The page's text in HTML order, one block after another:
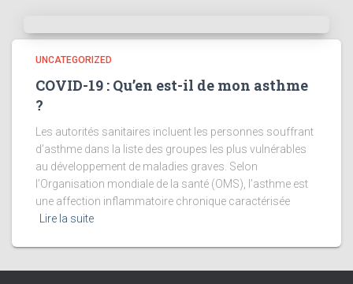
UNCATEGORIZED
COVID-19 : Qu’en est-il de mon asthme
?
Les autorités sanitaires incluent les personnes souffrant
d’asthme dans la liste des groupes les plus vulnérables
au développement de maladies graves. Selon
l’Organisation mondiale de la santé (OMS), l’asthme est
une affection inflammatoire chronique caractérisée
Lire la suite